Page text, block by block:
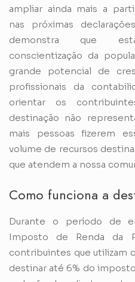
ampliar ainda mais a
nas próximas
demonstra que
conscientização da
grande potencial de
profissionais da
orientar os
destinação não
mais pessoas fizerem
volume de recursos
que atendem a nossa
Como funciona a
Durante o período de
Imposto de Renda da
contribuintes que utilizam
destinar até 6% do